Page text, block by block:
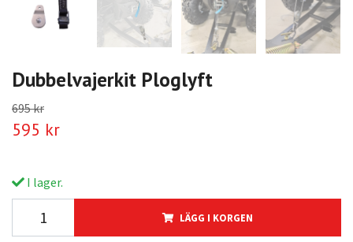
Dubbelvajerkit Ploglyft
695 kr
595 kr
I lager.
LÄGG I KORGEN